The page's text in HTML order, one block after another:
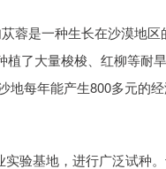
蓉是一种生长在沙漠地
了大量梭梭、红柳等耐
每年能产生800多元的
验基地，进行广泛试种